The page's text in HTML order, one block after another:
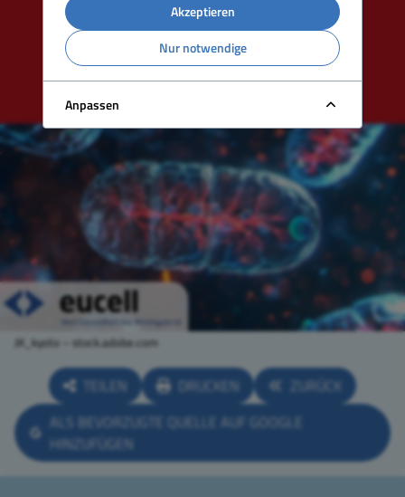
JK_kyoto – stock.adobe.com
TEILEN DRUCKEN
ZURÜCK
ALS BEVORZUGTE QUELLE AUF GOOGLE
HINZUFÜGEN
Akzeptieren
Nur notwendige
Anpassen